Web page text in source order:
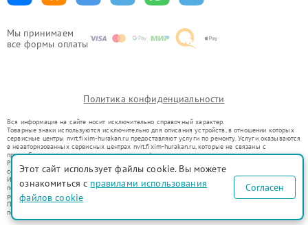
Мы принимаем
все формы оплаты
Политика конфиденциальности
Вся информация на сайте носит исключительно справочный характер.
Товарные знаки используются исключительно для описания устройств, в отношении которых
сервисные центры nvrt.fixim-hurakan.ru предоставляют услуги по ремонту. Услуги оказываются
в неавторизованных сервисных центрах nvrt.fixim-hurakan.ru, которые не связаны с
правообладателями товарных знаков или их официальными представителями.
Ремонт осуществляется для устройств, уже введенных в гражданский оборот в соответствии
со статьей 1487 ГК РФ.
Использование товарных знаков не преследует цели индивидуализации услуг или введения
потребителей в заблуждение, а служит для информирования о предоставляемых услугах по
ремонту техники указанных брендов.
Представленная на сайте информация не является публичной офертой, определяемой
положениями Статьи 437(2) Гражданского кодекса РФ
Этот сайт использует файлы cookie. Вы можете
ознакомиться с правилами использования
файлов cookie
Согласен